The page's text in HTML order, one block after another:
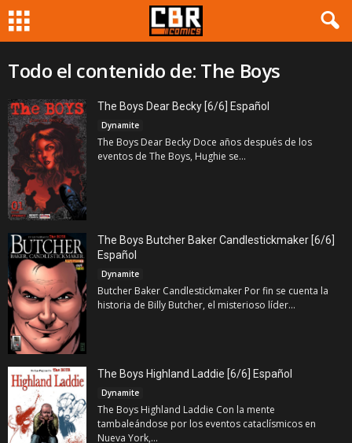
Todo el contenido de: The Boys
The Boys Dear Becky [6/6] Español
Dynamite
The Boys Dear Becky Doce años después de los
eventos de The Boys, Hughie se...
The Boys Butcher Baker Candlestickmaker [6/6]
Español
Dynamite
Butcher Baker Candlestickmaker Por fin se cuenta la
historia de Billy Butcher, el misterioso líder...
The Boys Highland Laddie [6/6] Español
Dynamite
The Boys Highland Laddie Con la mente
tambaleándose por los eventos cataclísmicos en
Nueva York,...